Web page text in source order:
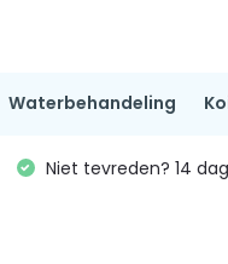
Waterbehandeling
Niet tevreden? 14